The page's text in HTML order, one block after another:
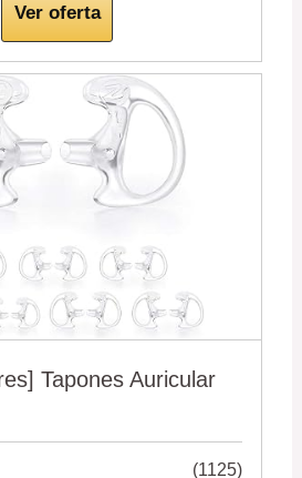
Ver oferta
Tapones Auricular
(1125)